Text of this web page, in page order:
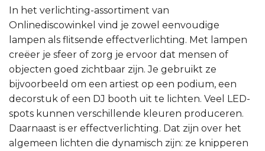
In het verlichting-assortiment van
Onlinediscowinkel vind je zowel eenvoudige
lampen als flitsende effectverlichting. Met lampen
creëer je sfeer of zorg je ervoor dat mensen of
objecten goed zichtbaar zijn. Je gebruikt ze
bijvoorbeeld om een artiest op een podium, een
decorstuk of een DJ booth uit te lichten. Veel LED-
spots kunnen verschillende kleuren produceren.
Daarnaast is er effectverlichting. Dat zijn over het
algemeen lichten die dynamisch zijn: ze knipperen